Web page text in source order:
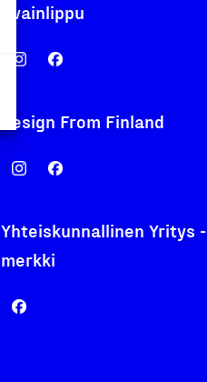
Avainlippu
Design From Finland
Yhteiskunnallinen Yritys -
merkki